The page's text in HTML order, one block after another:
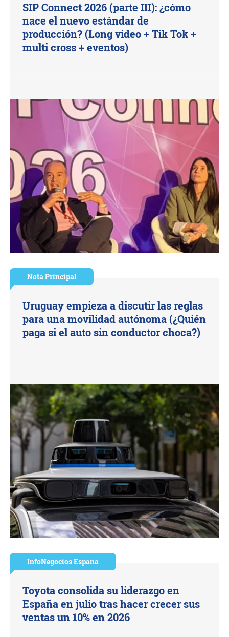
SIP Connect 2026 (parte III): ¿cómo
nace el nuevo estándar de
producción? (Long video + Tik Tok +
multi cross + eventos)
Nota Principal
Uruguay empieza a discutir las reglas
para una movilidad autónoma (¿Quién
paga si el auto sin conductor choca?)
InfoNegocios España
Toyota consolida su liderazgo en
España en julio tras hacer crecer sus
ventas un 10% en 2026